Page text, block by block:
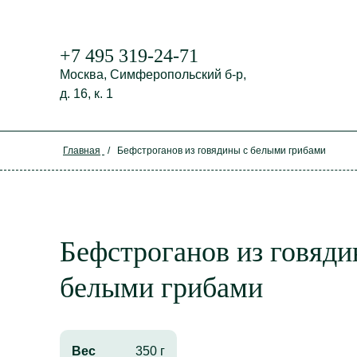
+7 495 319-24-71
Москва, Симферопольский б-р,
д. 16, к. 1
Главная / Бефстроганов из говядины с белыми грибами
Бефстроганов из
белыми грибами
Вес 350 г